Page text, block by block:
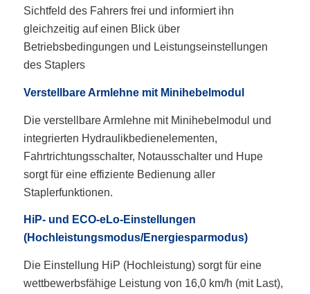
Sichtfeld des Fahrers frei und informiert ihn
gleichzeitig auf einen Blick über
Betriebsbedingungen und Leistungseinstellungen
des Staplers
Verstellbare Armlehne mit Minihebelmodul
Die verstellbare Armlehne mit Minihebelmodul und
integrierten Hydraulikbedienelementen,
Fahrtrichtungsschalter, Notausschalter und Hupe
sorgt für eine effiziente Bedienung aller
Staplerfunktionen.
HiP- und ECO-eLo-Einstellungen
(Hochleistungsmodus/Energiesparmodus)
Die Einstellung HiP (Hochleistung) sorgt für eine
wettbewerbsfähige Leistung von 16,0 km/h (mit Last),